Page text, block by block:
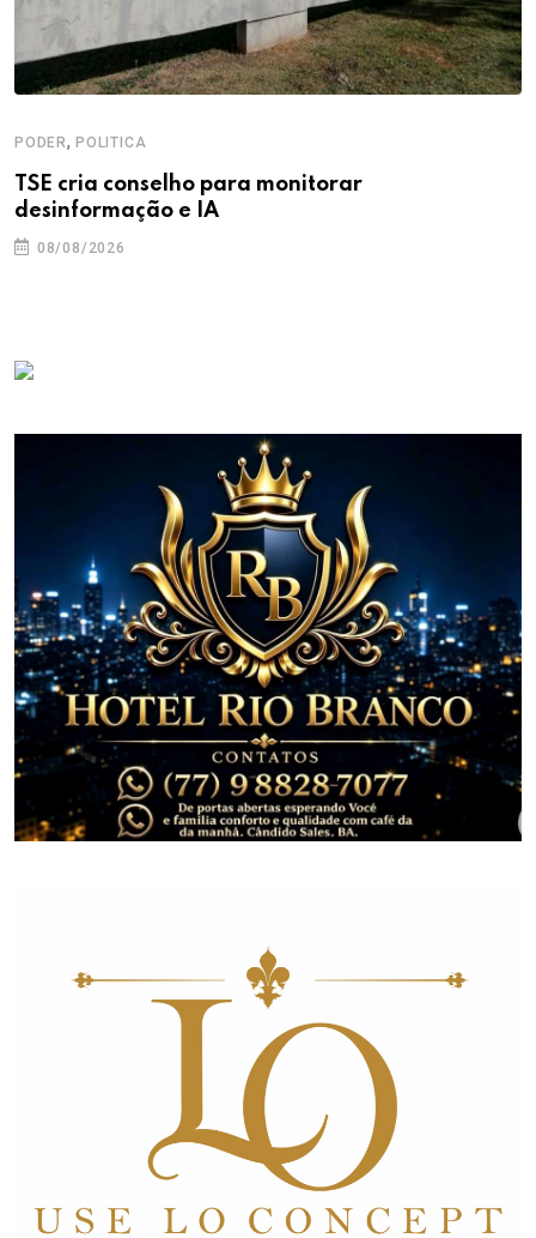
PODER, POLITICA
TSE cria conselho para monitorar
desinformação e IA
08/08/2026